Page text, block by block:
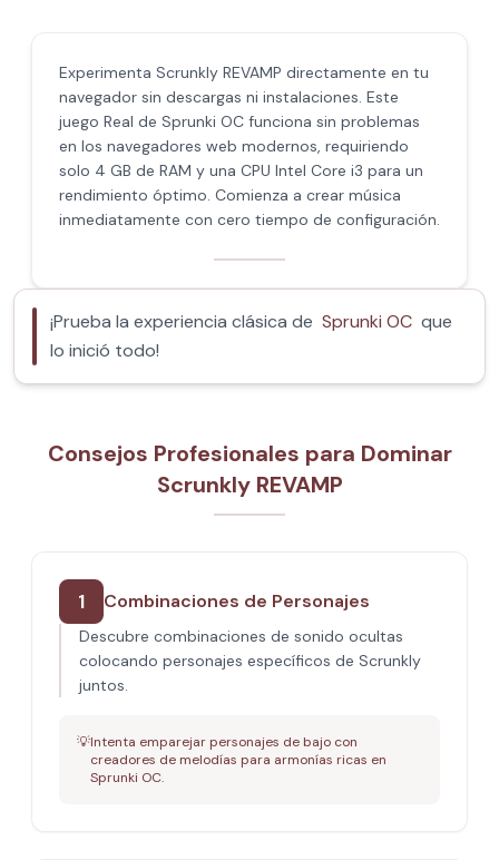
Experimenta Scrunkly REVAMP directamente en tu
navegador sin descargas ni instalaciones. Este
juego Real de Sprunki OC funciona sin problemas
en los navegadores web modernos, requiriendo
solo 4 GB de RAM y una CPU Intel Core i3 para un
rendimiento óptimo. Comienza a crear música
inmediatamente con cero tiempo de configuración.
¡Prueba la experiencia clásica de Sprunki OC que
lo inició todo!
Consejos Profesionales para Dominar
Scrunkly REVAMP
1 Combinaciones de Personajes
Descubre combinaciones de sonido ocultas
colocando personajes específicos de Scrunkly
juntos.
💡Intenta emparejar personajes de bajo con
creadores de melodías para armonías ricas en
Sprunki OC.